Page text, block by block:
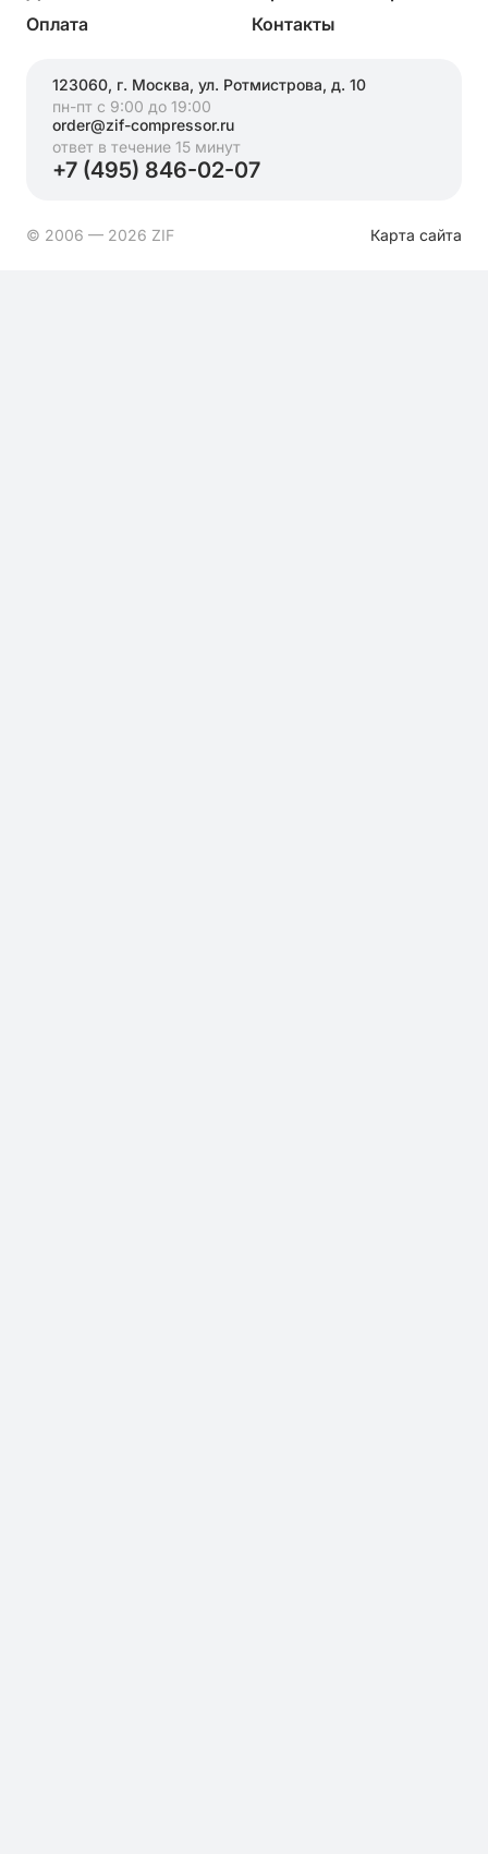
Оплата
Контакты
123060, г. Москва, ул. Ротмистрова, д. 10
пн-пт с 9:00 до 19:00
order@zif-compressor.ru
ответ в течение 15 минут
+7 (495) 846-02-07
© 2006 — 2026 ZIF Карта сайта